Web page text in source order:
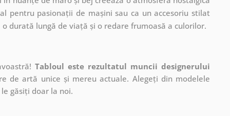
pentru pasionații de mașini sau ca un accesoriu stilat
durată lungă de viață și o redare frumoasă a culorilor.
Tabloul este rezultatul muncii designerului
de artă unice și mereu actuale. Alegeți din modelele
găsiți doar la noi.